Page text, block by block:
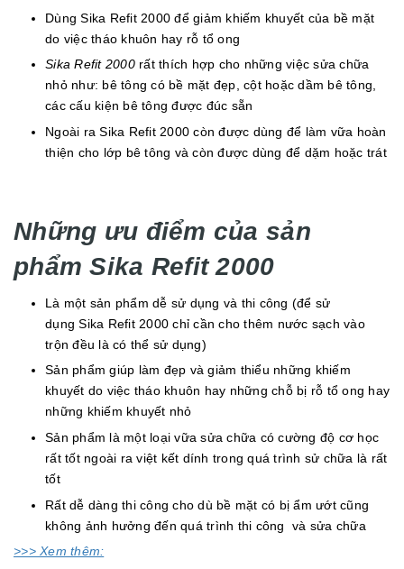
Dùng Sika Refit 2000 để giảm khiếm khuyết của bề mặt
do việc tháo khuôn hay rỗ tổ ong
Sika Refit 2000rất thích hợp cho những việc sửa chữa
nhỏ như: bê tông có bề mặt đẹp, cột hoặc dầm bê tông,
các cấu kiện bê tông được đúc sẵn
Ngoài ra Sika Refit 2000 còn được dùng để làm vữa hoàn
thiện cho lớp bê tông và còn được dùng để dặm hoặc trát
Những ưu điểm của sản
phẩm Sika Refit 2000
Là một sản phẩm dễ sử dụng và thi công (để sử
dụng Sika Refit 2000 chỉ cần cho thêm nước sạch vào
trộn đều là có thể sử dụng)
Sản phẩm giúp làm đẹp và giảm thiểu những khiếm
khuyết do việc tháo khuôn hay những chỗ bị rỗ tổ ong hay
những khiếm khuyết nhỏ
Sản phẩm là một loại vữa sửa chữa có cường độ cơ học
rất tốt ngoài ra việt kết dính trong quá trình sử chữa là rất
tốt
Rất dễ dàng thi công cho dù bề mặt có bị ẩm ướt cũng
không ảnh hưởng đến quá trình thi công và sửa chữa
>>> Xem thêm: